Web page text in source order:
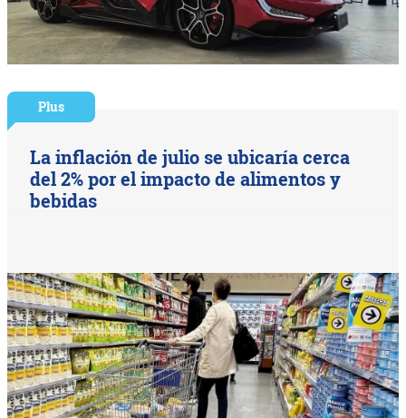
Plus
La inflación de julio se ubicaría cerca
del 2% por el impacto de alimentos y
bebidas